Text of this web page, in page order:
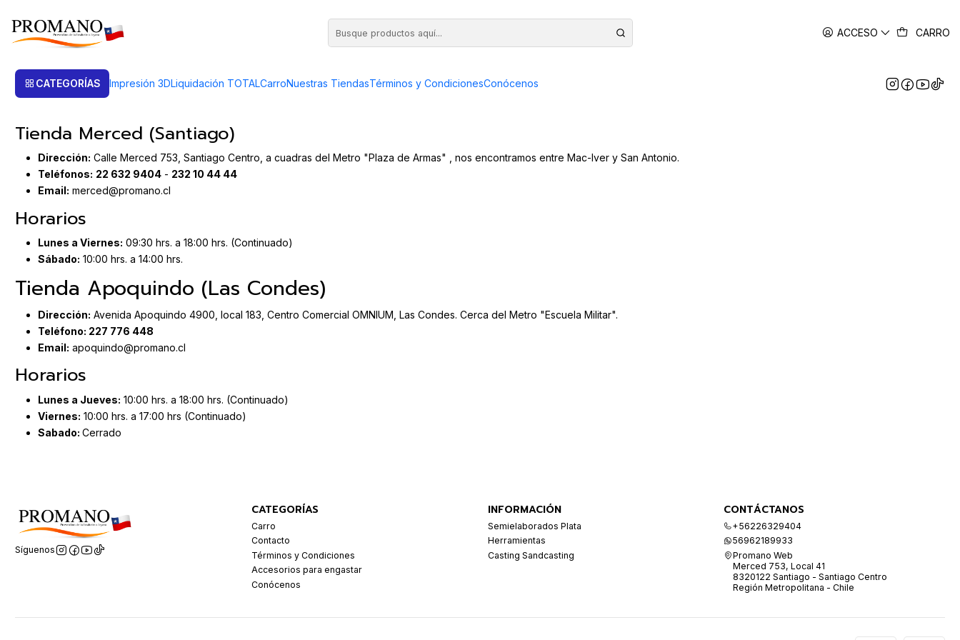
ACCESO CARRO
CATEGORÍAS Impresión 3DLiquidación TOTALCarroNuestras TiendasTérminos y CondicionesConócenos
Tienda Merced (Santiago)
Dirección: Calle Merced 753, Santiago Centro, a cuadras del Metro "Plaza de Armas" , nos encontramos entre Mac-Iver y San Antonio.
Teléfonos: 22 632 9404 - 232 10 44 44
Email: merced@promano.cl
Horarios
Lunes a Viernes: 09:30 hrs. a 18:00 hrs. (Continuado)
Sábado: 10:00 hrs. a 14:00 hrs.
Tienda Apoquindo (Las Condes)
Dirección: Avenida Apoquindo 4900, local 183, Centro Comercial OMNIUM, Las Condes. Cerca del Metro "Escuela Militar".
Teléfono: 227 776 448
Email: apoquindo@promano.cl
Horarios
Lunes a Jueves: 10:00 hrs. a 18:00 hrs. (Continuado)
Viernes: 10:00 hrs. a 17:00 hrs (Continuado)
Sabado: Cerrado
Síguenos
CATEGORÍAS
Carro
Contacto
Términos y Condiciones
Accesorios para engastar
Conócenos
INFORMACIÓN
Semielaborados Plata
Herramientas
Casting Sandcasting
CONTÁCTANOS
+56226329404
56962189933
Promano Web
Merced 753, Local 41
8320122 Santiago - Santiago Centro
Región Metropolitana - Chile